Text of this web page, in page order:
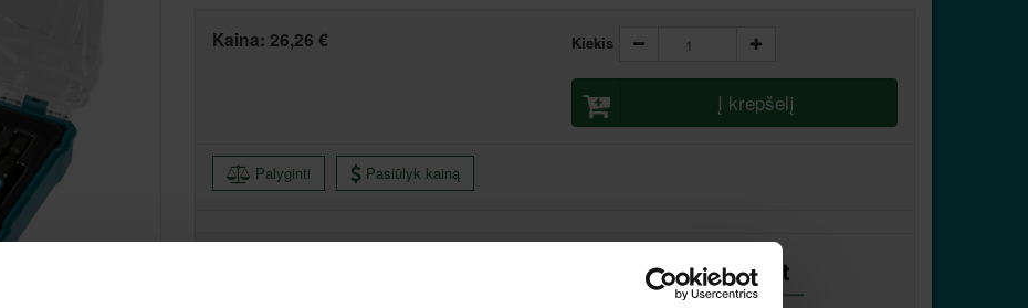
Kaina: 26,26 € Kiekis
Į krepšelį
Palyginti Pasiūlyk kainą